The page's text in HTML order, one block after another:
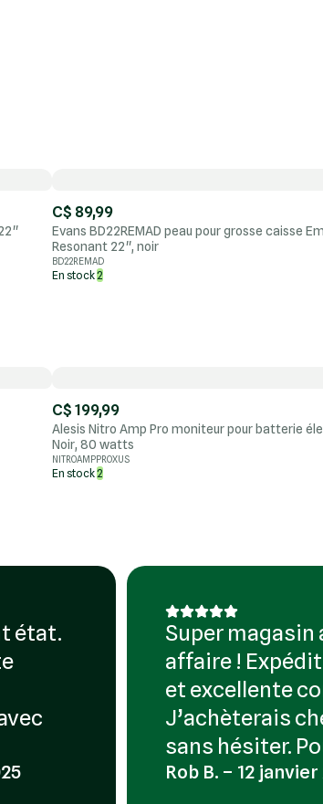
C$ 89,99
Evans BD22REMAD peau pour grosse caisse
Resonant 22'', noir
BD22REMAD
En stock2
C$ 199,99
Alesis Nitro Amp Pro moniteur pour batterie
Noir, 80 watts
NITROAMPPROXUS
En stock2
état.
Super magasin
affaire !
et excellente
J’achèterais
sans hésiter.
Rob B. – 12